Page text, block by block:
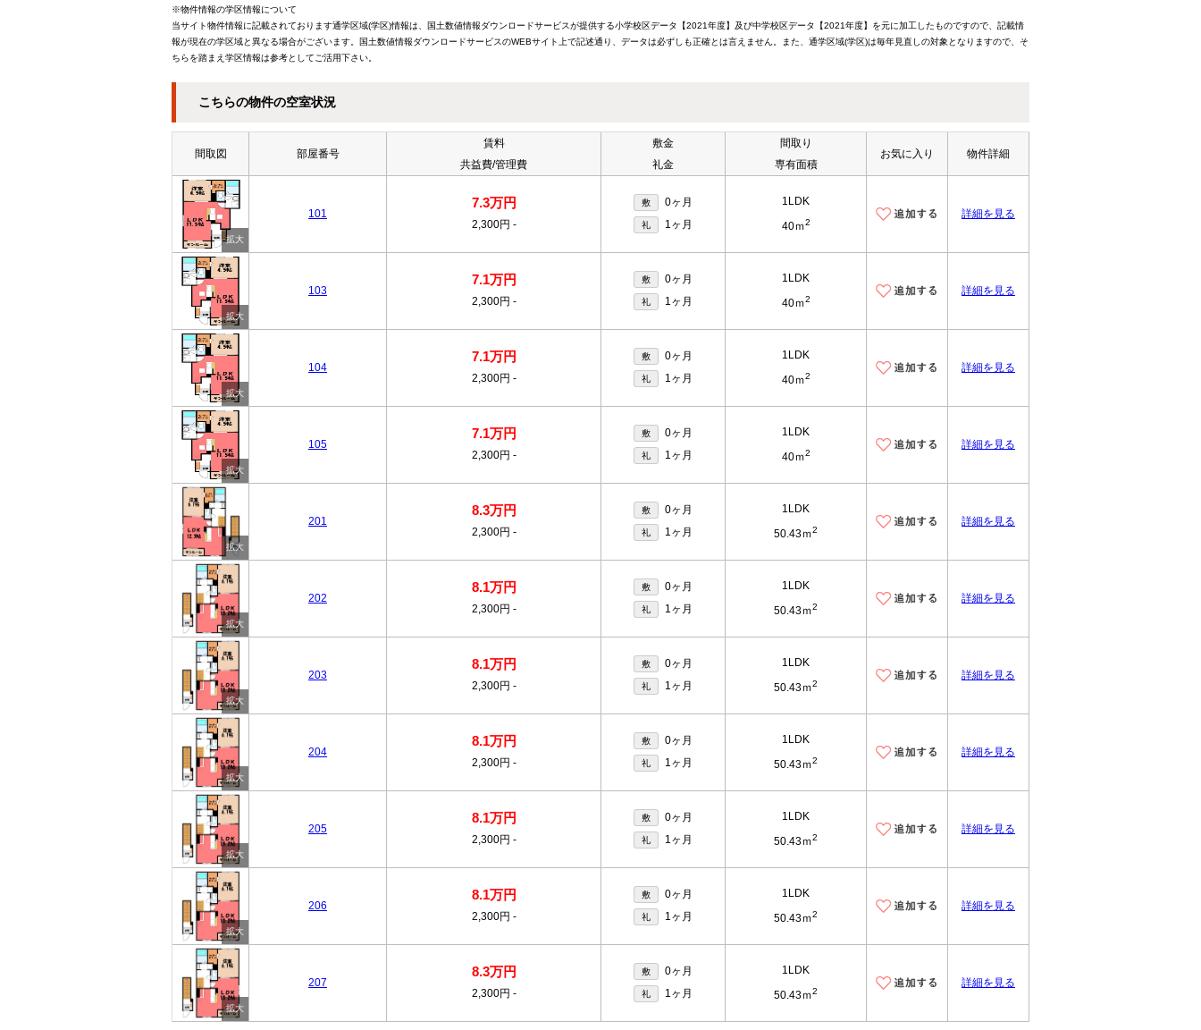
※物件情報の学区情報について
当サイト物件情報に記載されております通学区域(学区)情報は、国土数値情報ダウンロードサービスが提供する小学校区データ【2021年度】及び中学校区データ【2021年度】を元に加工したものですので、記載情
報が現在の学区域と異なる場合がございます。国土数値情報ダウンロードサービスのWEBサイト上で記述通り、データは必ずしも正確とは言えません。また、通学区域(学区)は毎年見直しの対象となりますので、そ
ちらを踏まえ学区情報は参考としてご活用下さい。
こちらの物件の空室状況
間取図 部屋番号
賃料
共益費/管理費
敷金
礼金
間取り
専有面積
お気に入り 物件詳細
101
7.3万円
2,300円 -
敷 0ヶ月
礼 1ヶ月
1LDK
40ｍ2
詳細を見る
103
7.1万円
2,300円 -
敷 0ヶ月
礼 1ヶ月
1LDK
40ｍ2
詳細を見る
104
7.1万円
2,300円 -
敷 0ヶ月
礼 1ヶ月
1LDK
40ｍ2
詳細を見る
105
7.1万円
2,300円 -
敷 0ヶ月
礼 1ヶ月
1LDK
40ｍ2
詳細を見る
201
8.3万円
2,300円 -
敷 0ヶ月
礼 1ヶ月
1LDK
50.43ｍ2
詳細を見る
202
8.1万円
2,300円 -
敷 0ヶ月
礼 1ヶ月
1LDK
50.43ｍ2
詳細を見る
203
8.1万円
2,300円 -
敷 0ヶ月
礼 1ヶ月
1LDK
50.43ｍ2
詳細を見る
204
8.1万円
2,300円 -
敷 0ヶ月
礼 1ヶ月
1LDK
50.43ｍ2
詳細を見る
205
8.1万円
2,300円 -
敷 0ヶ月
礼 1ヶ月
1LDK
50.43ｍ2
詳細を見る
206
8.1万円
2,300円 -
敷 0ヶ月
礼 1ヶ月
1LDK
50.43ｍ2
詳細を見る
207
8.3万円
2,300円 -
敷 0ヶ月
礼 1ヶ月
1LDK
50.43ｍ2
詳細を見る